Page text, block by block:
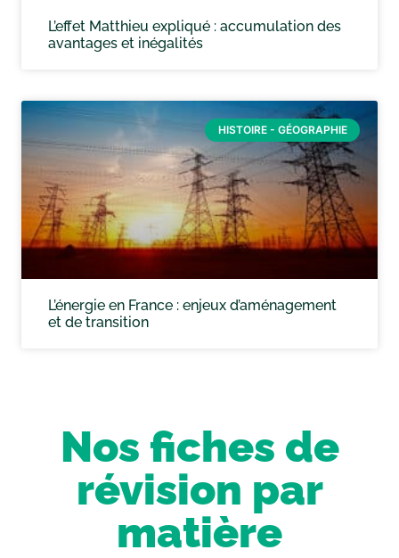
L’effet Matthieu expliqué : accumulation des
avantages et inégalités
HISTOIRE - GÉOGRAPHIE
L’énergie en France : enjeux d’aménagement
et de transition
Nos fiches de
révision par
matière